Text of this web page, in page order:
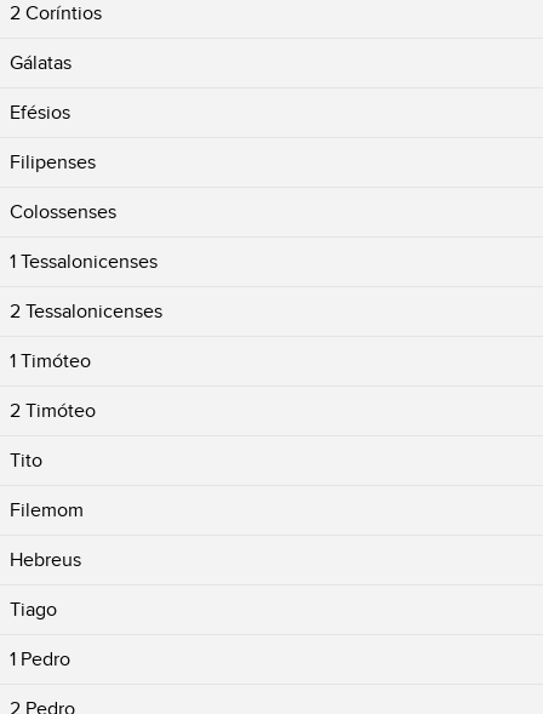
2 Coríntios
Gálatas
Efésios
Filipenses
Colossenses
1 Tessalonicenses
2 Tessalonicenses
1 Timóteo
2 Timóteo
Tito
Filemom
Hebreus
Tiago
1 Pedro